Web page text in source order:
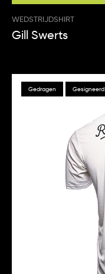
WEDSTRIJDSHIRT
Gill Swerts
Gedragen Gesigneerd